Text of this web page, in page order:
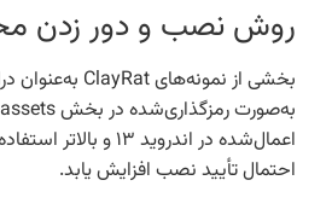
روش نصب و دور زدن
اعمال‌شده در
احتمال تأیید نصب افزایش یابد.